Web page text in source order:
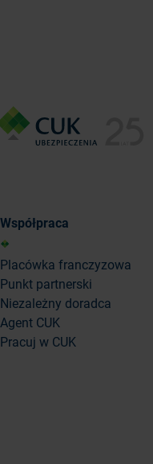
Współpraca
Placówka franczyzowa
Punkt partnerski
Niezależny doradca
Agent CUK
Pracuj w CUK